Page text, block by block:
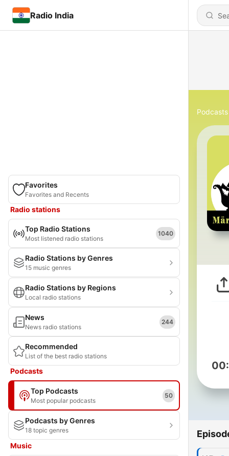
Radio India
Favorites
Favorites and Recents
Radio stations
Top Radio Stations
Most listened radio stations
1040
Radio Stations by Genres
15 music genres
Radio Stations by Regions
Local radio stations
News
News radio stations
244
Recommended
List of the best radio stations
Podcasts
Top Podcasts
Most popular podcasts
50
Podcasts by Genres
18 topic genres
Music
Podcasts